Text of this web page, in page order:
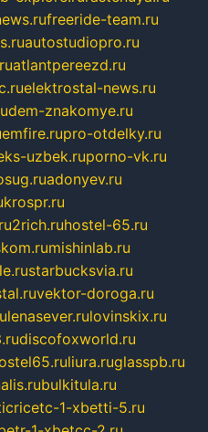
freeride-team.ru
autostudiopro.ru
atlantpereezd.ru
elektrostal-news.ru
znakomye.ru
emfire.rupro-otdelky.ru
uzbek.ruporno-vk.ru
adonyev.ru
krospr.ru
2rich.ruhostel-65.ru
mishinlab.ru
starbucksvia.ru
vektor-doroga.ru
lenasever.rulovinskix.ru
discofoxworld.ru
liura.ruglasspb.ru
bulkitula.ru
1-xbetti-5.ru